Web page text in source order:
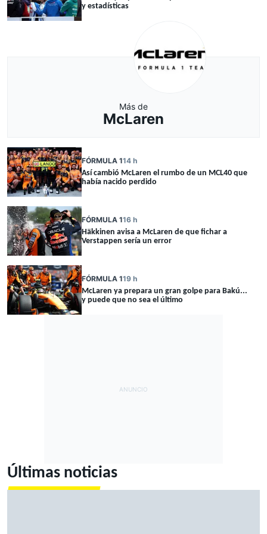
y estadísticas
Más de
McLaren
FÓRMULA 114 h
Así cambió McLaren el rumbo de un MCL40 que
había nacido perdido
FÓRMULA 116 h
Häkkinen avisa a McLaren de que fichar a
Verstappen sería un error
FÓRMULA 119 h
McLaren ya prepara un gran golpe para Bakú...
y puede que no sea el último
Últimas noticias